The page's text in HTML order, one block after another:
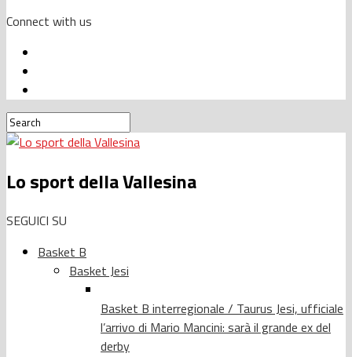
Connect with us
Lo sport della Vallesina
SEGUICI SU
Basket B
Basket Jesi
Basket B interregionale / Taurus Jesi, ufficiale
l’arrivo di Mario Mancini: sarà il grande ex del
derby